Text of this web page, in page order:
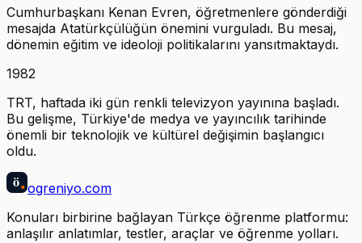
Cumhurbaşkanı Kenan Evren, öğretmenlere gönderdiği
mesajda Atatürkçülüğün önemini vurguladı. Bu mesaj,
dönemin eğitim ve ideoloji politikalarını yansıtmaktaydı.
1982
TRT, haftada iki gün renkli televizyon yayınına başladı.
Bu gelişme, Türkiye'de medya ve yayıncılık tarihinde
önemli bir teknolojik ve kültürel değişimin başlangıcı
oldu.
ö ogreniyo.com
Konuları birbirine bağlayan Türkçe öğrenme platformu:
anlaşılır anlatımlar, testler, araçlar ve öğrenme yolları.